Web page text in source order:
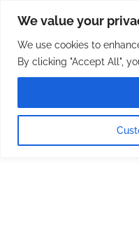
We value your
We use cookies to
By clicking "Accept All",
content